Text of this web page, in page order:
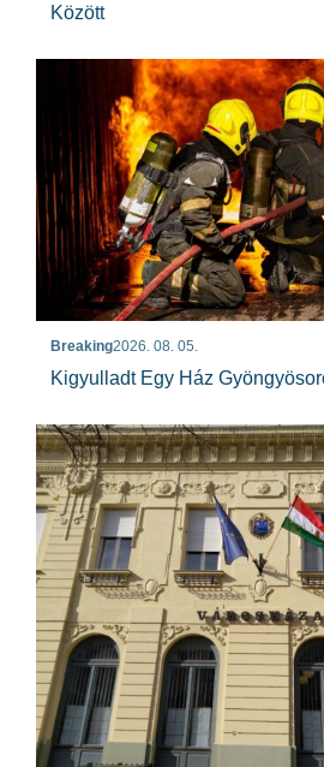
Között
Breaking2026. 08. 05.
Kigyulladt Egy Ház